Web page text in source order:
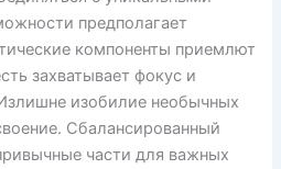
предполагает
компоненты приемлют
захватывает фокус и
изобилие необычных
Сбалансированный
части для важных